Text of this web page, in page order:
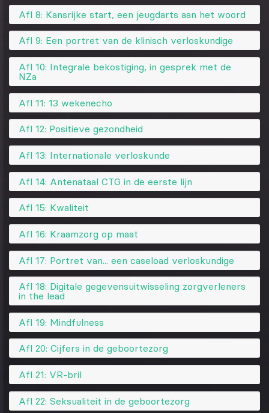
Afl 8: Kansrijke start, een jeugdarts aan het woord
Afl 9: Een portret van de klinisch verloskundige
Afl 10: Integrale bekostiging, in gesprek met de
NZa
Afl 11: 13 wekenecho
Afl 12: Positieve gezondheid
Afl 13: Internationale verloskunde
Afl 14: Antenataal CTG in de eerste lijn
Afl 15: Kwaliteit
Afl 16: Kraamzorg op maat
Afl 17: Portret van... een caseload verloskundige
Afl 18: Digitale gegevensuitwisseling zorgverleners
in the lead
Afl 19: Mindfulness
Afl 20: Cijfers in de geboortezorg
Afl 21: VR-bril
Afl 22: Seksualiteit in de geboortezorg